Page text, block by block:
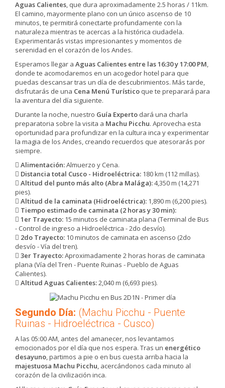
Aguas Calientes , que dura aproximadamente 2.5 horas / 11km.
El camino, mayormente plano con un único ascenso de 10
minutos, te permitirá conectarte profundamente con la
naturaleza mientras te acercas a la histórica ciudadela.
Experimentarás vistas impresionantes y momentos de
serenidad en el corazón de los Andes.
Esperamos llegar a Aguas Calientes entre las 16:30 y 17:00 PM
donde te acomodaremos en un acogedor hotel para que
puedas descansar tras un día de descubrimientos. Más tarde,
disfrutarás de una Cena Menú Turístico que te preparará para
la aventura del día siguiente.
Durante la noche, nuestro Guía Experto dará una charla
preparatoria sobre la visita a Machu Picchu. Aprovecha esta
oportunidad para profundizar en la cultura inca y experimentar
la magia de los Andes, creando recuerdos que atesorarás por
siempre.
Alimentación:Almuerzo y Cena.
Distancia total Cusco - Hidroeléctrica: 180 km (112 millas).
Altitud del punto más alto (Abra Malága):4,350 m (14,271
pies).
Altitud de la caminata (Hidroeléctrica): 1,890 m (6,200 pies).
Tiempo estimado de caminata (2 horas y 30 min):
1er Trayecto: 15 minutos de caminata plana (Terminal de Bus
- Control de ingreso a Hidroeléctrica - 2do desvío).
2do Trayecto: 10 minutos de caminata en ascenso (2do
desvío - Vía del tren).
3er Trayecto:Aproximadamente 2 horas horas de caminata
plana (Vía del Tren - Puente Ruinas - Pueblo de Aguas
Calientes).
Altitud Aguas Calientes:2,040 m (6,693 pies).
Segundo Día: (Machu Picchu - Puente
Ruinas - Hidroeléctrica - Cusco)
A las 05:00 AM, antes del amanecer, nos levantamos
emocionados por el día que nos espera. Tras un energético
desayuno, partimos a pie o en bus cuesta arriba hacia la
majestuosa Machu Picchu, acercándonos cada minuto al
corazón de la civilización inca.